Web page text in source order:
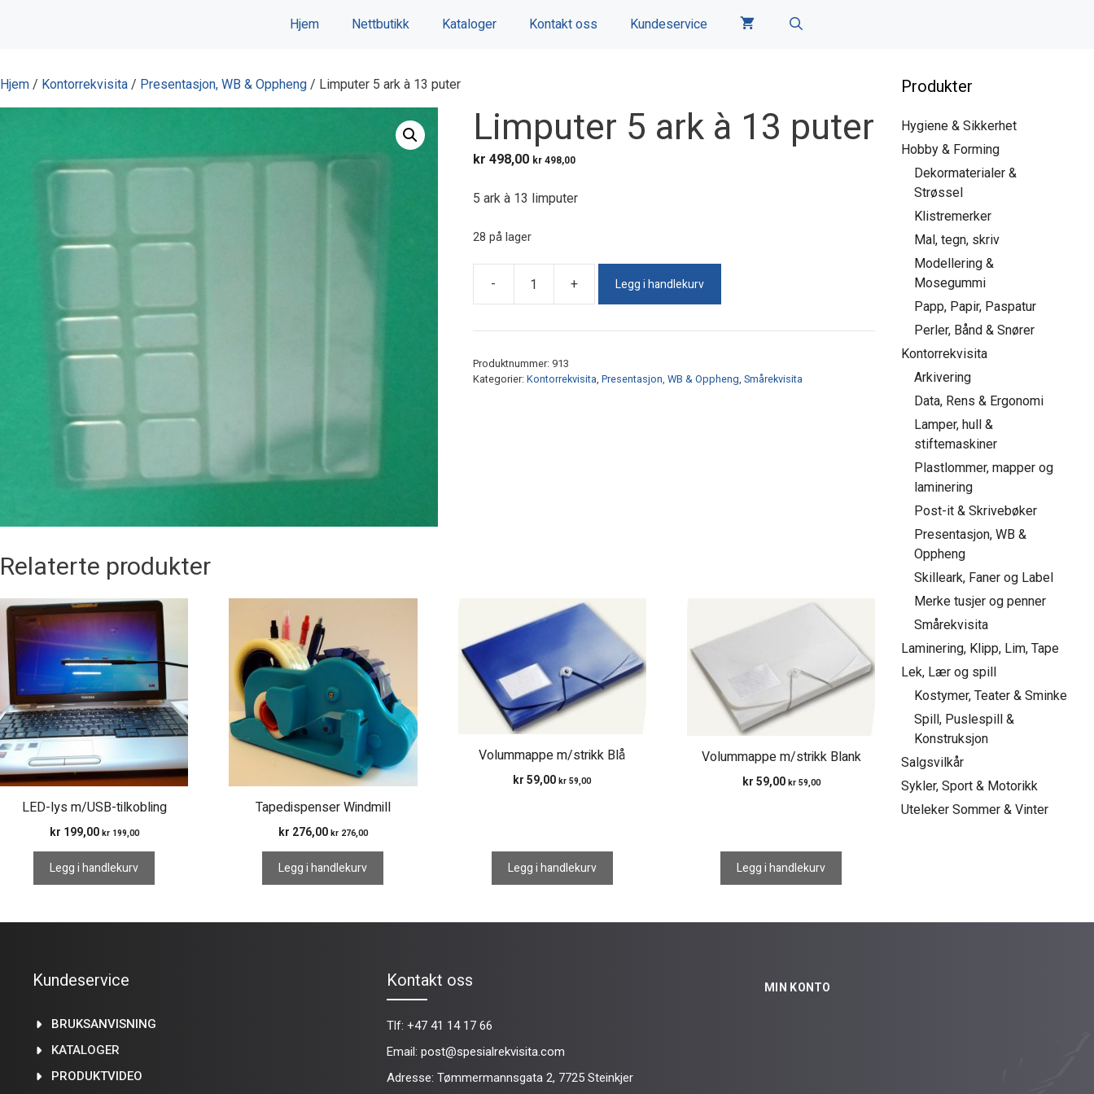
Hjem Nettbutikk Kataloger Kontakt oss Kundeservice
Hjem / Kontorrekvisita / Presentasjon, WB & Oppheng / Limputer 5 ark à 13 puter
Limputer 5 ark à 13 puter
kr 498,00 kr498,00
5 ark à 13 limputer
28 på lager
-
ark
13
puter
+ Legg i handlekurv
Produktnummer: 913
Kategorier: Kontorrekvisita, Presentasjon, WB & Oppheng, Smårekvisita
Relaterte produkter
LED-lys m/USB-tilkobling
kr 199,00 kr199,00
Legg i handlekurv
Tapedispenser Windmill
kr 276,00 kr276,00
Legg i handlekurv
Volummappe m/strikk Blå
kr 59,00 kr 59,00
Legg i handlekurv
Volummappe m/strikk Blank
kr 59,00 kr59,00
Legg i handlekurv
Produkter
Hygiene & Sikkerhet
Hobby & Forming
Dekormaterialer &
Strøssel
Klistremerker
Mal, tegn, skriv
Modellering &
Mosegummi
Papp, Papir, Paspatur
Perler, Bånd & Snører
Kontorrekvisita
Arkivering
Data, Rens & Ergonomi
Lamper, hull &
stiftemaskiner
Plastlommer, mapper og
laminering
Post-it & Skrivebøker
Presentasjon, WB &
Oppheng
Skilleark, Faner og Label
Merke tusjer og penner
Smårekvisita
Laminering, Klipp, Lim, Tape
Lek, Lær og spill
Kostymer, Teater & Sminke
Spill, Puslespill &
Konstruksjon
Salgsvilkår
Sykler, Sport & Motorikk
Uteleker Sommer & Vinter
Kundeservice
BRUKSANVISNING
KATALOGER
PRODUKTVIDEO
Kontakt oss
Tlf: +47 41 14 17 66
Email: post@spesialrekvisita.com
Adresse: Tømmermannsgata 2, 7725 Steinkjer
MIN KONTO